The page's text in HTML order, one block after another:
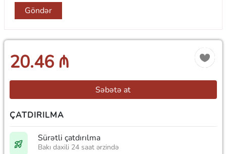
Göndər
20.46 ₼
Səbətə at
ÇATDIRILMA
Sürətli çatdırılma
Bakı daxili 24 saat ərzində